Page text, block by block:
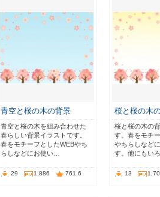
青空と桜の木の背景
青空と桜の木を組み合わせた
春らしい背景イラストです。
春をモチーフとしたWEBやち
らしなどにお使い…
29 1,886 761.6
桜と桜の木
桜と桜の木の
す。春をモチ
やちらしなど
す。他にもい
13